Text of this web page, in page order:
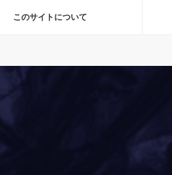
このサイトについて